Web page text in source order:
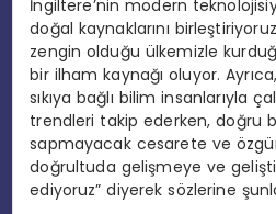
İngiltere’nin modern
doğal kaynaklarını
zengin olduğu ülkemizle
bir ilham kaynağı oluyor.
sıkıya bağlı bilim insanlarıyla
trendleri takip ederken, doğru
sapmayacak cesarete ve
doğrultuda gelişmeye ve
ediyoruz” diyerek sözlerine